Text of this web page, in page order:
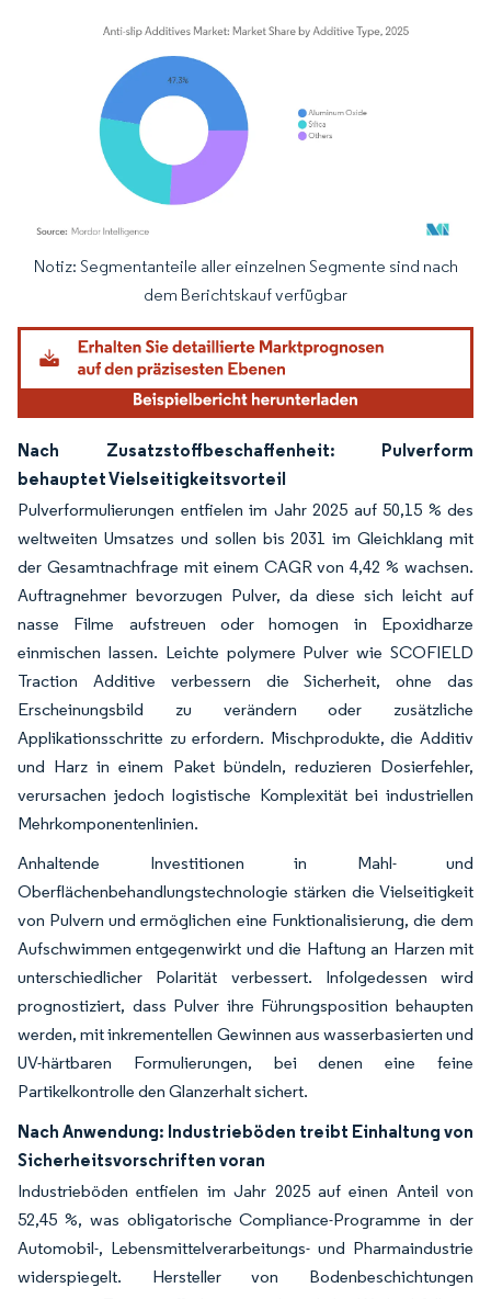
Bild © Mordor Intelligence. Wiederverwendung erfordert Namensnennung
Notiz: Segmentanteile aller einzelnen Segmente sind nach
dem Berichtskauf verfügbar
Nach Zusatzstoffbeschaffenheit: Pulverform
behauptet Vielseitigkeitsvorteil
Pulverformulierungen entfielen im Jahr 2025 auf 50,15 % des
weltweiten Umsatzes und sollen bis 2031 im Gleichklang mit
der Gesamtnachfrage mit einem CAGR von 4,42 % wachsen.
Auftragnehmer bevorzugen Pulver, da diese sich leicht auf
nasse Filme aufstreuen oder homogen in Epoxidharze
einmischen lassen. Leichte polymere Pulver wie SCOFIELD
Traction Additive verbessern die Sicherheit, ohne das
Erscheinungsbild zu verändern oder zusätzliche
Applikationsschritte zu erfordern. Mischprodukte, die Additiv
und Harz in einem Paket bündeln, reduzieren Dosierfehler,
verursachen jedoch logistische Komplexität bei industriellen
Mehrkomponentenlinien.
Anhaltende Investitionen in Mahl- und
Oberflächenbehandlungstechnologie stärken die Vielseitigkeit
von Pulvern und ermöglichen eine Funktionalisierung, die dem
Aufschwimmen entgegenwirkt und die Haftung an Harzen mit
unterschiedlicher Polarität verbessert. Infolgedessen wird
prognostiziert, dass Pulver ihre Führungsposition behaupten
werden, mit inkrementellen Gewinnen aus wasserbasierten und
UV-härtbaren Formulierungen, bei denen eine feine
Partikelkontrolle den Glanzerhalt sichert.
Nach Anwendung: Industrieböden treibt Einhaltung von
Sicherheitsvorschriften voran
Industrieböden entfielen im Jahr 2025 auf einen Anteil von
52,45 %, was obligatorische Compliance-Programme in der
Automobil-, Lebensmittelverarbeitungs- und Pharmaindustrie
widerspiegelt. Hersteller von Bodenbeschichtungen